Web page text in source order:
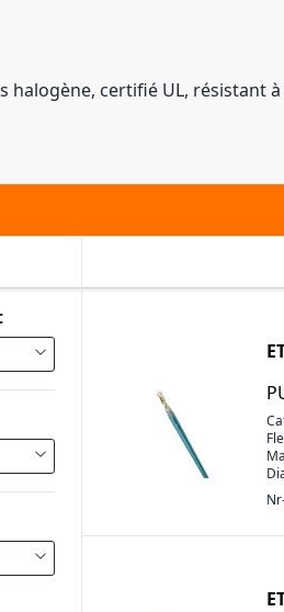
halogène, certifié UL, résistant